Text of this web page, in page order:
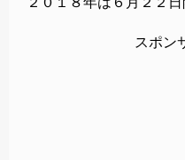
スポン